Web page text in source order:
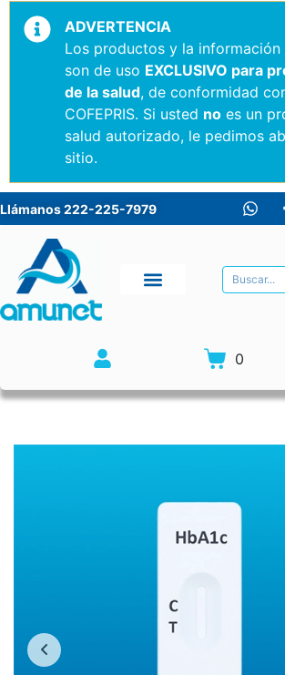
ADVERTENCIA
Los productos y la información
son de uso EXCLUSIVO para
de la salud, de conformidad
COFEPRIS. Si usted no es un
salud autorizado, le pedimos
sitio.
Llámanos 222-225-7979
0